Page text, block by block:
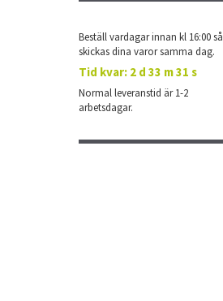
Beställ vardagar innan kl 16:00 så
skickas dina varor samma dag.
Tid kvar: 2 d 33 m 30 s
Normal leveranstid är 1-2
arbetsdagar.